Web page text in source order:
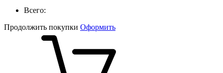
Всего:
Продолжить покупки Оформить